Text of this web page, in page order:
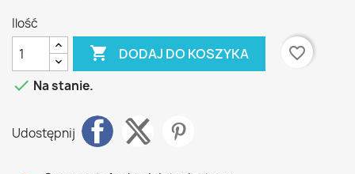
Ilość
 DODAJ DO KOSZYKA
favorite_border
 Na stanie.
Udostępnij